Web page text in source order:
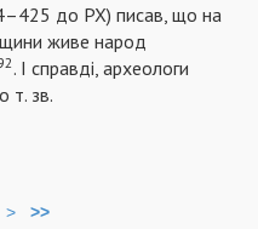
до РХ) писав, що на
живе народ
. І справді, археологи
т. зв.
> >>